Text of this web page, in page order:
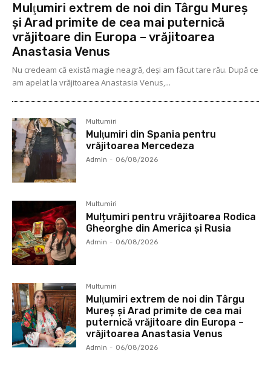
Mulţumiri extrem de noi din Târgu Mureș
și Arad primite de cea mai puternică
vrăjitoare din Europa – vrăjitoarea
Anastasia Venus
Nu credeam că există magie neagră, deși am făcut tare rău. După ce
am apelat la vrăjitoarea Anastasia Venus,...
Multumiri
Mulţumiri din Spania pentru
vrăjitoarea Mercedeza
Admin - 06/08/2026
Multumiri
Mulțumiri pentru vrăjitoarea Rodica
Gheorghe din America și Rusia
Admin - 06/08/2026
Multumiri
Mulţumiri extrem de noi din Târgu
Mureș și Arad primite de cea mai
puternică vrăjitoare din Europa –
vrăjitoarea Anastasia Venus
Admin - 06/08/2026